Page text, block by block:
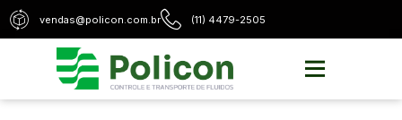
vendas@policon.com.br (11) 4479-2505